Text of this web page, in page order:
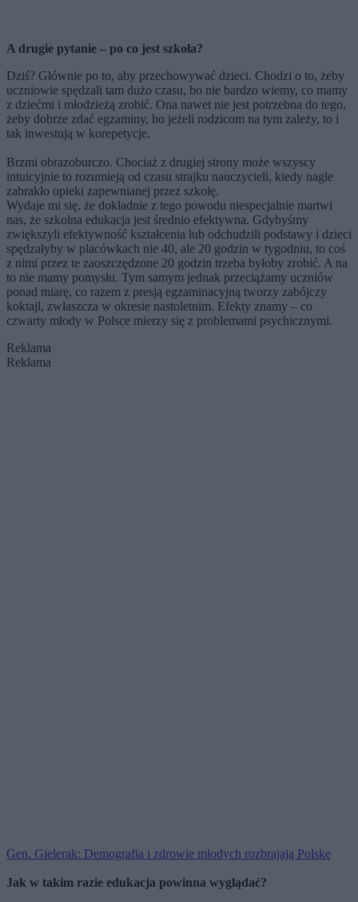
A drugie pytanie – po co jest szkoła?
Dziś? Głównie po to, aby przechowywać dzieci. Chodzi o to, żeby
uczniowie spędzali tam dużo czasu, bo nie bardzo wiemy, co mamy
z dziećmi i młodzieżą zrobić. Ona nawet nie jest potrzebna do tego,
żeby dobrze zdać egzaminy, bo jeżeli rodzicom na tym zależy, to i
tak inwestują w korepetycje.
Brzmi obrazoburczo. Chociaż z drugiej strony może wszyscy
intuicyjnie to rozumieją od czasu strajku nauczycieli, kiedy nagle
zabrakło opieki zapewnianej przez szkołę.
Wydaje mi się, że dokładnie z tego powodu niespecjalnie martwi
nas, że szkolna edukacja jest średnio efektywna. Gdybyśmy
zwiększyli efektywność kształcenia lub odchudzili podstawy i dzieci
spędzałyby w placówkach nie 40, ale 20 godzin w tygodniu, to coś
z nimi przez te zaoszczędzone 20 godzin trzeba byłoby zrobić. A na
to nie mamy pomysłu. Tym samym jednak przeciążamy uczniów
ponad miarę, co razem z presją egzaminacyjną tworzy zabójczy
koktajl, zwłaszcza w okresie nastoletnim. Efekty znamy – co
czwarty młody w Polsce mierzy się z problemami psychicznymi.
Reklama
Reklama
Gen. Gielerak: Demografia i zdrowie młodych rozbrajają Polskę
Jak w takim razie edukacja powinna wyglądać?